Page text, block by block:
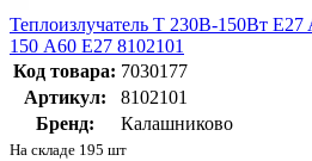
Теплоизлучатель Т 230В-150Вт
150 А60 E27 8102101
Код товара: 7030177
Артикул:
8102101
Бренд:
Калашниково
На складе 195 шт